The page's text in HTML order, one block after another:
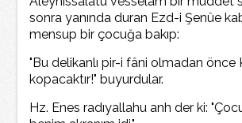
sonra yanında duran Ezd-i Şenûe
mensup bir çocuğa bakıp:
"Bu delikanlı pir-i fâni olmadan önce
kopacaktır!" buyurdular.
Hz. Enes radıyallahu anh der ki: